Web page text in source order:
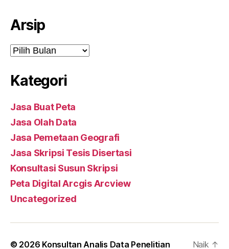
Arsip
Arsip
Kategori
Jasa Buat Peta
Jasa Olah Data
Jasa Pemetaan Geografi
Jasa Skripsi Tesis Disertasi
Konsultasi Susun Skripsi
Peta Digital Arcgis Arcview
Uncategorized
© 2026 Konsultan Analis Data Penelitian Naik ↑